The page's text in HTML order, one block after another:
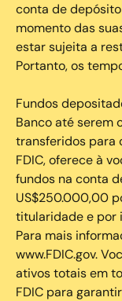
conta de
momento das
estar sujeita a
Portanto, os
Fundos
Banco até serem
transferidos para
FDIC, oferece à
fundos na conta
US$250.000,00
titularidade e por
Para mais
www.FDIC.gov.
ativos totais em
FDIC para